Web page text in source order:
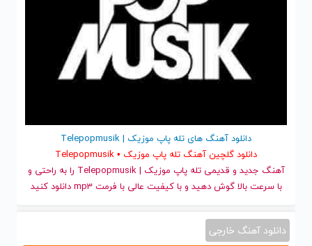
دانلود آهنگ های تله پاپ موزیک | Telepopmusik
دانلود گلچین آهنگ تله پاپ موزیک • Telepopmusik
آهنگ جدید
و قدیمی تله پاپ موزیک | Telepopmusik را به راحتی و
با سرعت بالا گوش دهید و با کیفیت عالی با فرمت mp3 دانلود کنید
دانلود آهنگ خارجی